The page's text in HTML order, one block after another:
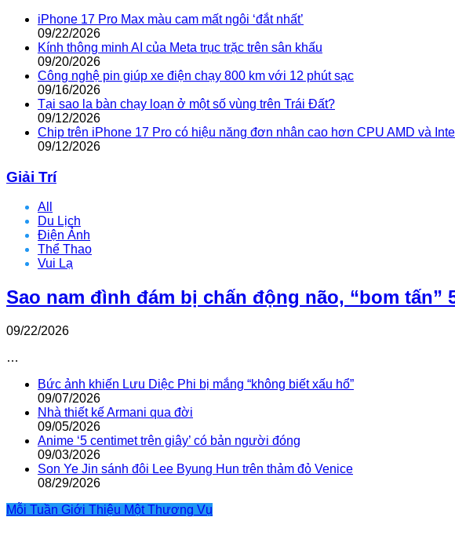
iPhone 17 Pro Max màu cam mất ngôi ‘đắt nhất’
09/22/2026
Kính thông minh AI của Meta trục trặc trên sân khấu
09/20/2026
Công nghệ pin giúp xe điện chạy 800 km với 12 phút sạc
09/16/2026
Tại sao la bàn chạy loạn ở một số vùng trên Trái Đất?
09/12/2026
Chip trên iPhone 17 Pro có hiệu năng đơn nhân cao hơn CPU AMD và Intel
09/12/2026
Giải Trí
All
Du Lịch
Điện Ảnh
Thể Thao
Vui Lạ
Sao nam đình đám bị chấn động não, “bom tấn”
09/22/2026
…
Bức ảnh khiến Lưu Diệc Phi bị mắng “không biết xấu hổ”
09/07/2026
Nhà thiết kế Armani qua đời
09/05/2026
Anime ‘5 centimet trên giây’ có bản người đóng
09/03/2026
Son Ye Jin sánh đôi Lee Byung Hun trên thảm đỏ Venice
08/29/2026
Mỗi Tuần Giới Thiệu Một Thương Vụ